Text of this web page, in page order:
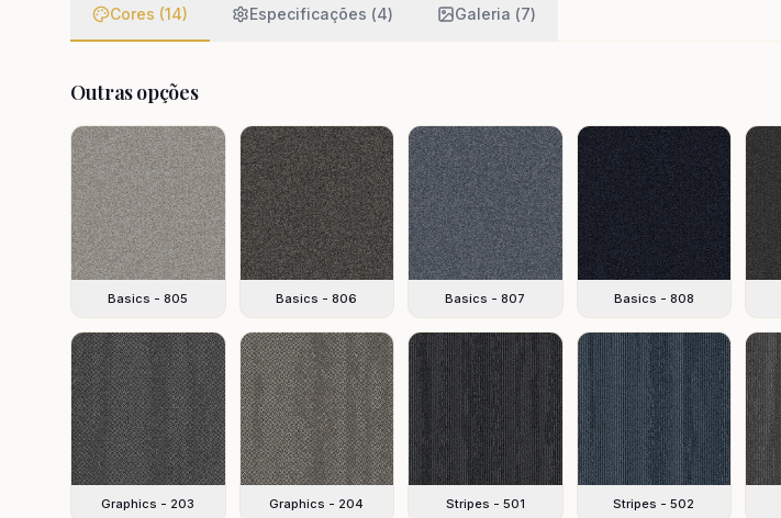
Cores (14) Especificações (4) Galeria (7)
Outras opções
Basics - 805 Basics - 806 Basics - 807 Basics - 808
Graphics - 203 Graphics - 204 Stripes - 501 Stripes - 502